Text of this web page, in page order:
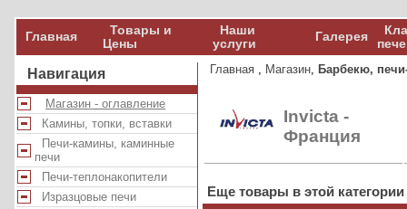
Главная
Товары и
Цены
Наши
услуги
Галерея
Навигация
Магазин - оглавление
Камины, топки, вставки
Печи-камины, каминные
печи
Печи-теплонакопители
Изразцовые печи
Главная , Магазин, Барбекю,
Invicta -
Франция
Еще товары в этой категории